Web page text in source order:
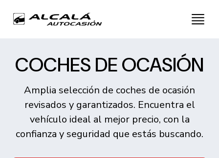
COCHES DE OCASIÓN
Amplia selección de coches de ocasión
revisados y garantizados. Encuentra el
vehículo ideal al mejor precio, con la
confianza y seguridad que estás buscando.